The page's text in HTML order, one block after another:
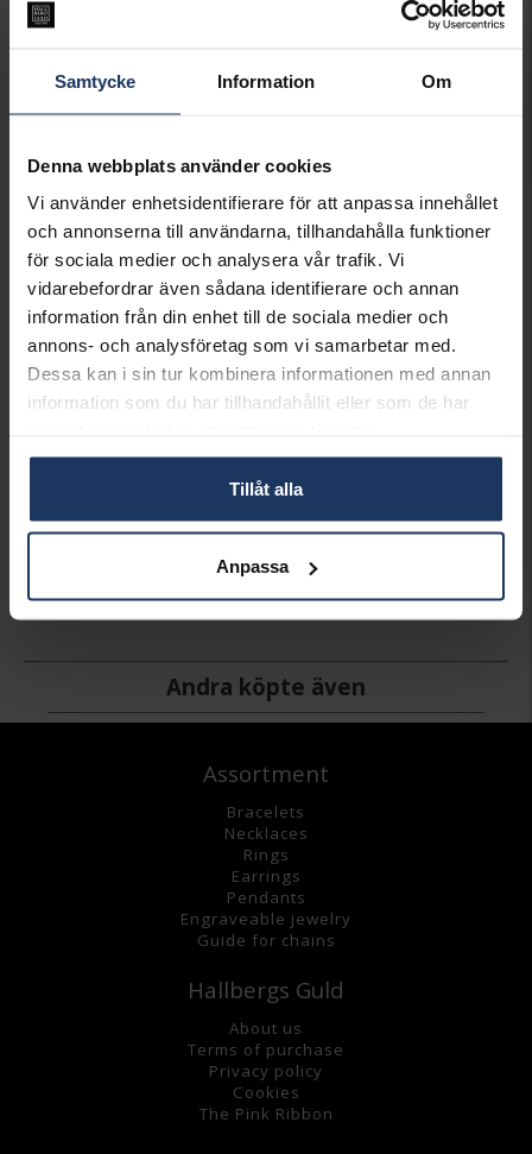
Samtycke Information Om
Denna webbplats använder cookies
Vi använder enhetsidentifierare för att anpassa innehållet
och annonserna till användarna, tillhandahålla funktioner
för sociala medier och analysera vår trafik. Vi
vidarebefordrar även sådana identifierare och annan
information från din enhet till de sociala medier och
annons- och analysföretag som vi samarbetar med.
Dessa kan i sin tur kombinera informationen med annan
information som du har tillhandahållit eller som de har
Tillåt alla
Anpassa
LÄGG I VARUKORGEN
Lagervara.
Leveranstid 3-7 arbetsdagar.
HÖJD CA (MM)
17.1
VARUMÄRKE
Hallbergs Guld
MATERIAL
Silver
STEN/PÄRLA
Kubisk Zirkonia
Matchande produkter och andra varianter
259:-
HALLBERGS GULD
229:-
20%*
345:-
Andra köpte även
Assortment
Bracelets
Necklaces
Rings
Earrings
Pendants
Engraveable jewelry
Guide for chains
Hallbergs Guld
About us
Terms of purchase
Privacy policy
Cookies
The Pink Ribbon